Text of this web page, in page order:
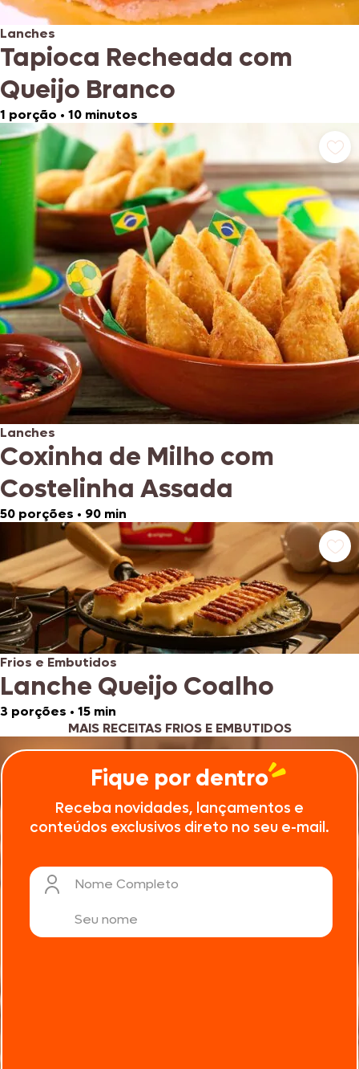
Lanches
Tapioca Recheada com
Queijo Branco
1 porção • 10 minutos
Lanches
Coxinha de Milho com
Costelinha Assada
50 porções • 90 min
Frios e Embutidos
Lanche Queijo Coalho
3 porções • 15 min
MAIS RECEITAS FRIOS E EMBUTIDOS
Fique por dentro
Receba novidades, lançamentos e
conteúdos exclusivos direto no seu e-mail.
Nome Completo